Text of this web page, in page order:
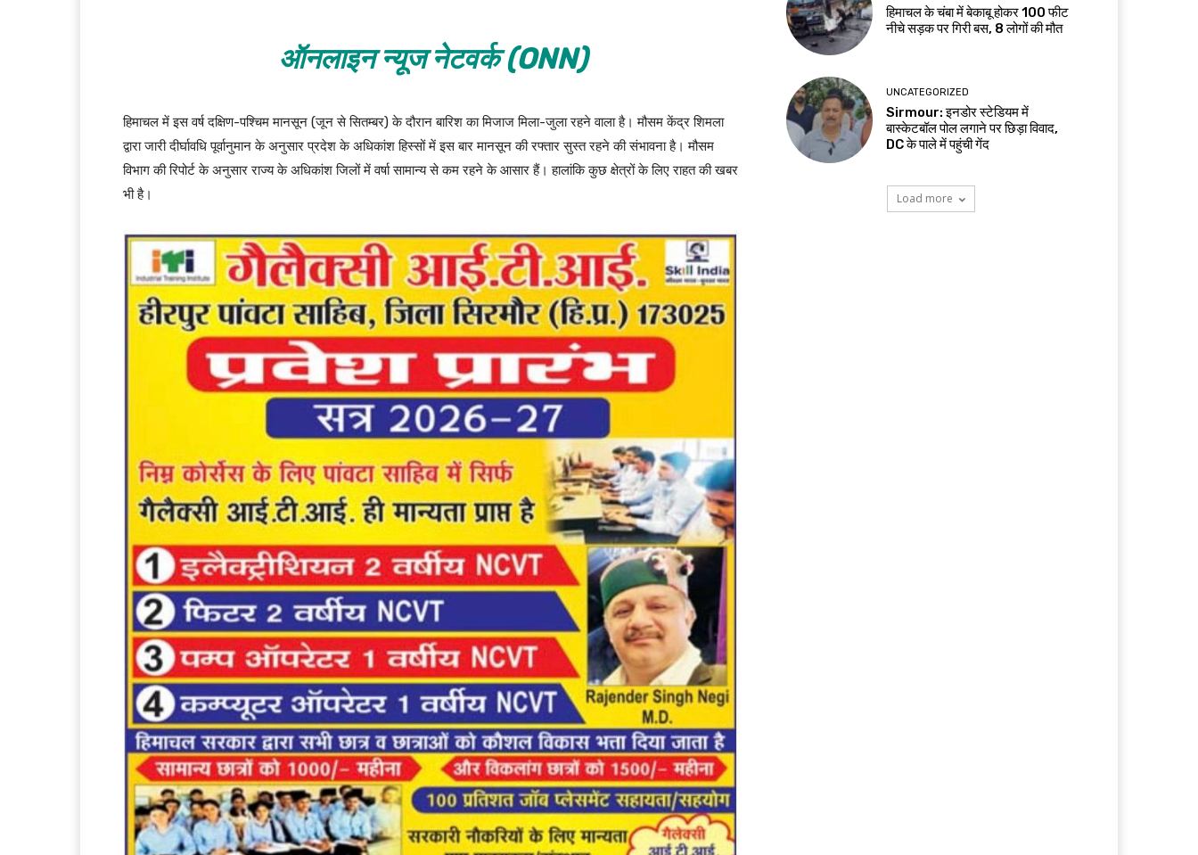
ऑनलाइन न्यूज नेटवर्क (ONN)
हिमाचल में इस वर्ष दक्षिण-पश्चिम मानसून (जून से सितम्बर) के दौरान बारिश का मिजाज मिला-जुला रहने वाला है। मौसम केंद्र शिमला
द्वारा जारी दीर्घावधि पूर्वानुमान के अनुसार प्रदेश के अधिकांश हिस्सों में इस बार मानसून की रफ्तार सुस्त रहने की संभावना है। मौसम
विभाग की रिपोर्ट के अनुसार राज्य के अधिकांश जिलों में वर्षा सामान्य से कम रहने के आसार हैं। हालांकि कुछ क्षेत्रों के लिए राहत की खबर
भी है।
हिमाचल के चंबा में बेकाबू होकर 100 फीट
नीचे सड़क पर गिरी बस, 8 लोगों की मौत
UNCATEGORIZED
Sirmour: इनडोर स्टेडियम में
बास्केटबॉल पोल लगाने पर छिड़ा विवाद,
DC के पाले में पहुंची गेंद
Load more